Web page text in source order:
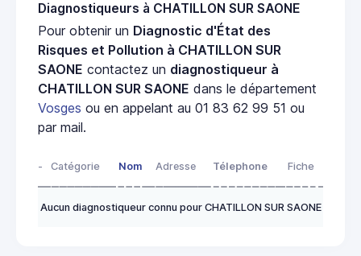
Diagnostiqueurs à CHATILLON SUR SAONE
Pour obtenir un Diagnostic d'État des
Risques et Pollution à CHATILLON SUR
SAONE contactez un diagnostiqueur à
CHATILLON SUR SAONE dans le département
Vosges ou en appelant au 01 83 62 99 51 ou
par mail.
- Catégorie Nom Adresse Télephone Fiche
Aucun diagnostiqueur connu pour CHATILLON SUR SAONE